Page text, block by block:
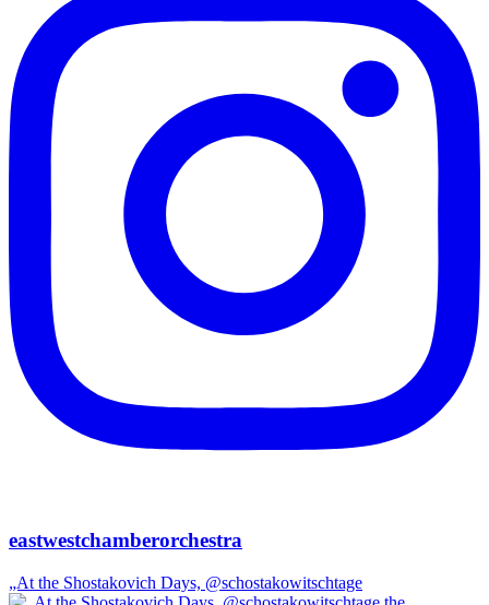
eastwestchamberorchestra
„At the Shostakovich Days, @schostakowitschtage